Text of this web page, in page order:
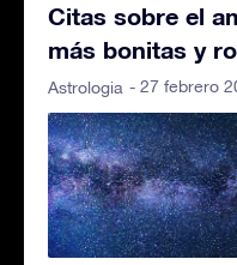
Citas sobre el
más bonitas y
Astrologia - 27 febrero